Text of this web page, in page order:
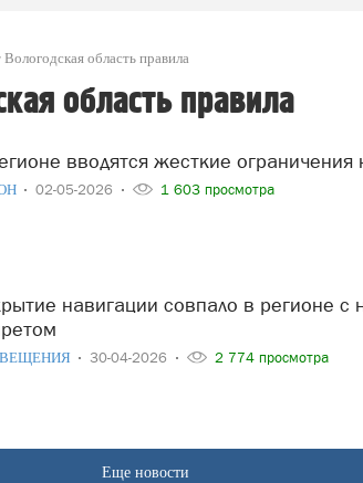
Вологодская область правила
область правила
вводятся жесткие ограничения
02-05-2026 1 603 просмотра
30-04-2026 2 774 просмотра
Еще новости